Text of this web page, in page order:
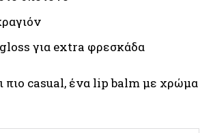
για extra φρεσκάδα
πιο casual, ένα lip balm με χρώμα